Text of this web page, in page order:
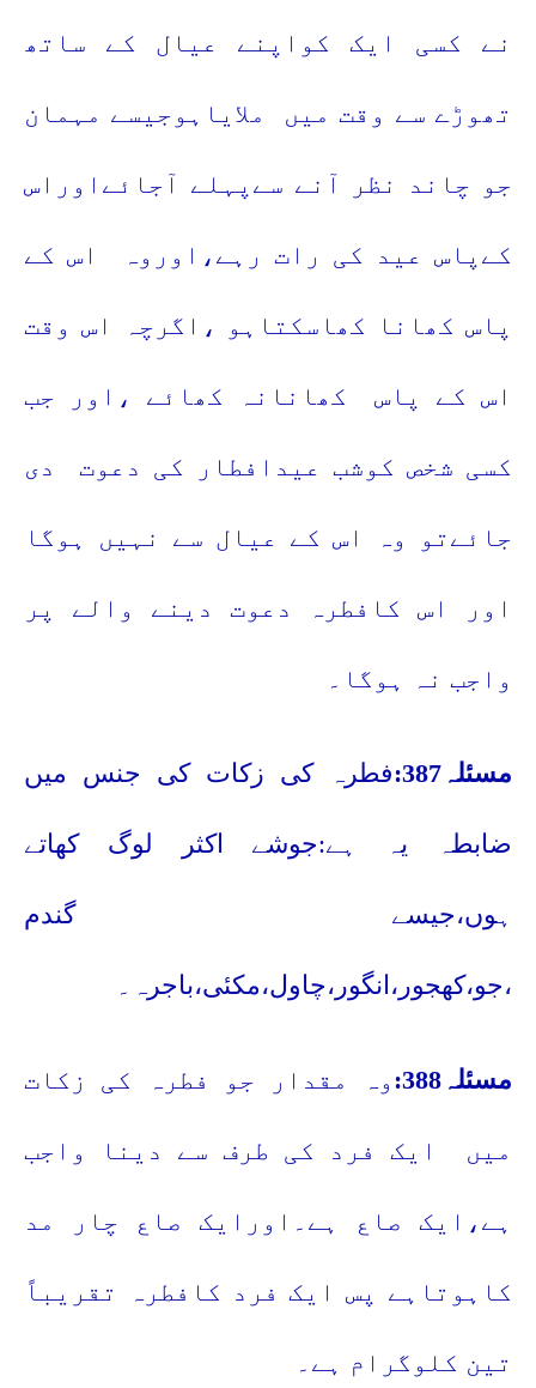
نے کسی ایک کواپنے عیال کے ساتھ
تھوڑے سے وقت میں ملایاہوجیسے مہمان
جو چاند نظر آنے سےپہلے آجائےاوراس
کےپاس عید کی رات رہے،اوروہ اس کے
پاس کھانا کھاسکتاہو ،اگرچہ اس وقت
اس کے پاس کھانانہ کھائے ،اور جب
کسی شخص کوشب عیدافطار کی دعوت دی
جائےتو وہ اس کے عیال سے نہیں ہوگا
اور اس کافطرہ دعوت دینے والے پر
واجب نہ ہوگا۔
مسئلہ387: فطرہ کی زکات کی جنس میں
ضابطہ یہ ہے:جوشے اکثر لوگ کھاتے
ہوں،جیسے گندم
،جو،کھجور،انگور،چاول،مکئی،باجرہ۔
مسئلہ388: وہ مقدار جو فطرہ کی زکات
میں ایک فرد کی طرف سے دینا واجب
ہے،ایک صاع ہے۔اورایک صاع چار مد
کاہوتاہے پس ایک فرد کافطرہ تقریباً
تین کلوگرام ہے۔